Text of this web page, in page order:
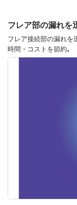
フレア部の漏れを
フレア接続部の漏れを
時間・コストを節約｡